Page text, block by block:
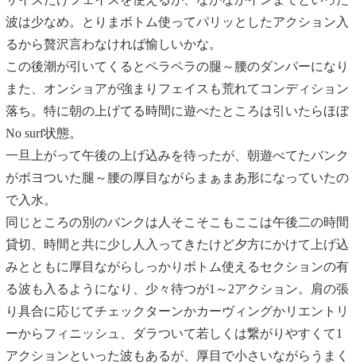
波は少なめ。とりまボトム使ってパリッとしたアクション入
るから贅沢言わなければ愉しいかな。
この後潮が引いてくるとペラペラの腿～腰のダンパーになり
また、オンショアが強まりフェイスも荒れてコンディション
落ち。特に朝の上げてる時間に遊べたところは引いたらほぼ
No surf状態。
一旦上がって午後の上げ込みを待ったが、朝遊べてたバンク
がボヨついた腿～腰の厚目ながらまぁまあ形になっていたの
で入水。
同じところの別のバンクは人そこそこもここは午後二の時間
貸切、時間と共に少し人入ってきたけど夕方にかけて上げ込
みとともに厚目ながらしっかりボトム使えるセクションの有
る波も入るようになり、少々待つが1～2アクション。肩の張
り具合に応じてチェックターンかカーヴィングかリエントリ
ーからフィニッシュ、ダラついて若しくは繋がりやすくて1
アクションといった波もあるが、厚目で小さいながらうまく